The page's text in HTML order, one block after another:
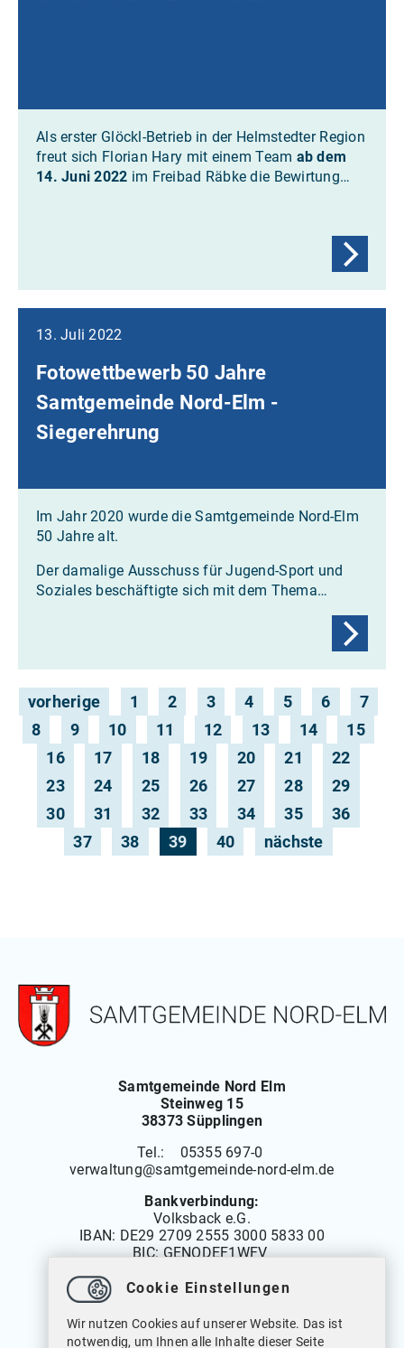
Als erster Glöckl-Betrieb in der Helmstedter Region
freut sich Florian Hary mit einem Team ab dem
14. Juni 2022 im Freibad Räbke die Bewirtung…
13. Juli 2022
Fotowettbewerb 50 Jahre
Samtgemeinde Nord-Elm -
Siegerehrung
Im Jahr 2020 wurde die Samtgemeinde Nord-Elm
50 Jahre alt.
Der damalige Ausschuss für Jugend-Sport und
Soziales beschäftigte sich mit dem Thema…
vorherige 1 2 3 4 5 6
7
8
9 10 11 12 13 14
15
16
17 18 19 20 21
22
23
24 25 26 27 28
29
30
31 32 33 34 35
36
37
38 39 40 nächste
Samtgemeinde Nord Elm
Steinweg 15
38373 Süpplingen
Tel.: 05355 697-0
verwaltung@samtgemeinde-nord-elm.de
Bankverbindung:
Volksback e.G.
IBAN: DE29 2709 2555 3000 5833 00
BIC: GENODEF1WFV
Montag bis Freitag: 08.00 bis 12.00 Uhr
Cookie Einstellungen
Wir nutzen Cookies auf unserer Website. Das ist
notwendig, um Ihnen alle Inhalte dieser Seite